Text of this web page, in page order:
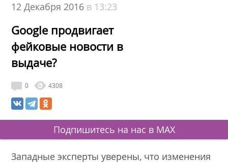
12 Декабря 2016 в 13:23
Google продвигает
фейковые новости в
выдаче?
0 4308
Подпишитесь на нас в MAX
Западные эксперты уверены, что изменения